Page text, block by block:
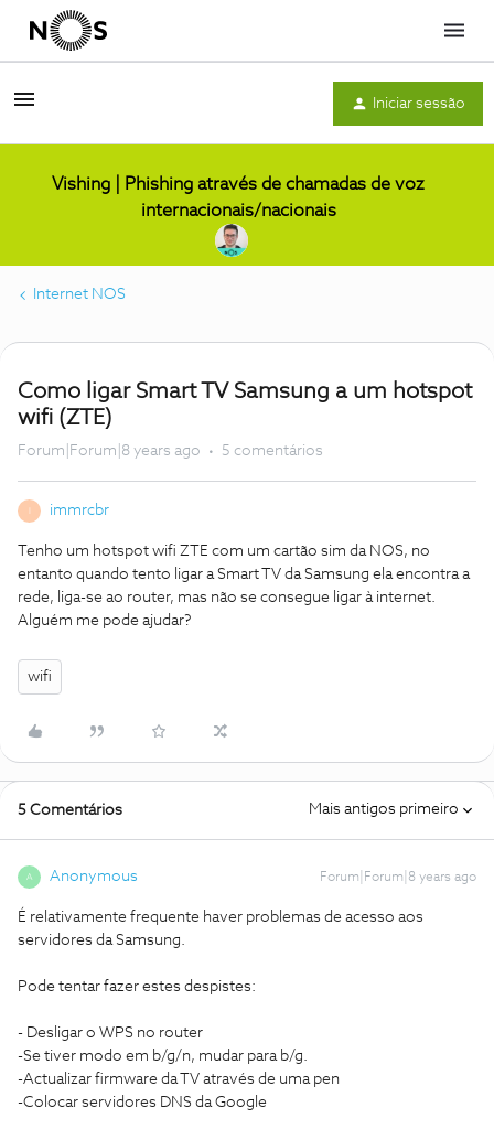
Menu
Iniciar sessão
Vishing | Phishing através de chamadas de voz
internacionais/nacionais
Internet NOS
Como ligar Smart TV Samsung a um hotspot
wifi (ZTE)
Forum|Forum|8 years ago 5 comentários
immrcbr
Tenho um hotspot wifi ZTE com um cartão sim da NOS, no
entanto quando tento ligar a Smart TV da Samsung ela encontra a
rede, liga-se ao router, mas não se consegue ligar à internet.
Alguém me pode ajudar?
wifi
5 Comentários Mais antigos primeiro
A Anonymous Forum|Forum|8 years ago
É relativamente frequente haver problemas de acesso aos
servidores da Samsung.
Pode tentar fazer estes despistes:
- Desligar o WPS no router
-Se tiver modo em b/g/n, mudar para b/g.
-Actualizar firmware da TV através de uma pen
-Colocar servidores DNS da Google